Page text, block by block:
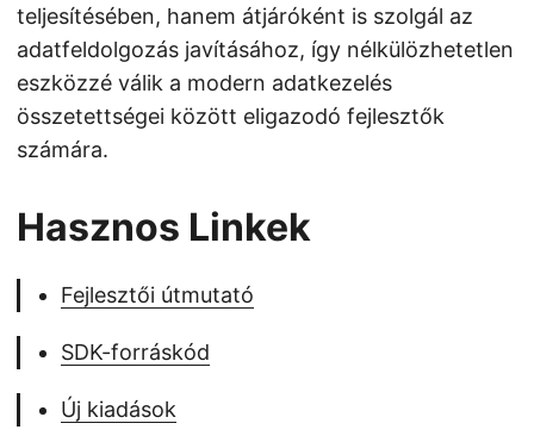
teljesítésében, hanem átjáróként is szolgál az
adatfeldolgozás javításához, így nélkülözhetetlen
eszközzé válik a modern adatkezelés
összetettségei között eligazodó fejlesztők
számára.
Hasznos Linkek
Fejlesztői útmutató
SDK-forráskód
Új kiadások